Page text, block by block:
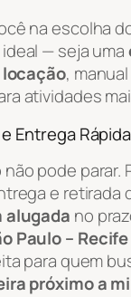
na escolha
— seja uma
,
atividades
Entrega Rápida
pode parar.
e retirada
alugada no
Paulo – Recife
para quem
próximo a